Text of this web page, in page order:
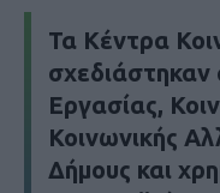
Τα Κέντρα
σχεδιάστηκαν
Εργασίας,
Κοινωνικής
Δήμους και